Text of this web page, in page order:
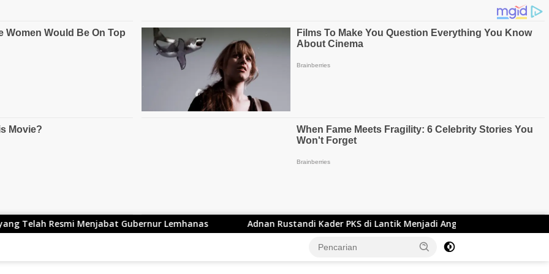
Gubernur Lemhanas Adnan Rustandi Kader PKS di Lantik Menjadi Anggota DPRD Bandung Barat Begini